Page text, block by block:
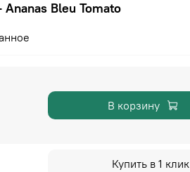
Bleu Tomato
В корзину
Купить в 1 клик